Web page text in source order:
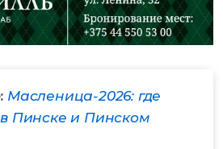
Масленица-2026: где
Пинске и Пинском